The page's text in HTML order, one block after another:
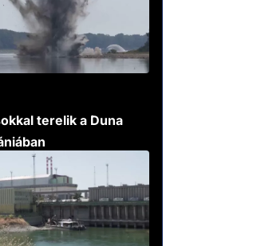
terelik a Duna